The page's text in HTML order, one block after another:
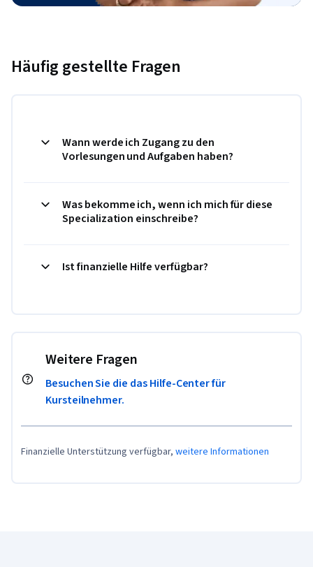
Häufig gestellte Fragen
Wann werde ich Zugang zu den
Vorlesungen und Aufgaben haben?
Was bekomme ich, wenn ich mich für diese
Specialization einschreibe?
Ist finanzielle Hilfe verfügbar?
Weitere Fragen
Besuchen Sie die das Hilfe-Center für
Kursteilnehmer.
Finanzielle Unterstützung verfügbar, weitere Informationen